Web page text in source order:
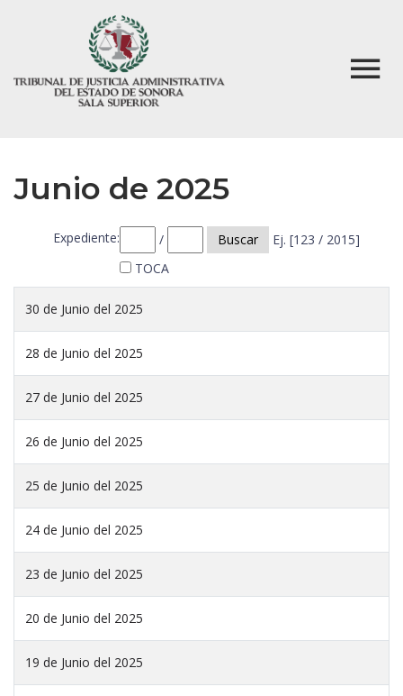
Junio de 2025
Expediente: / Buscar
Ej. [123 / 2015]
TOCA
30 de Junio del 2025
28 de Junio del 2025
27 de Junio del 2025
26 de Junio del 2025
25 de Junio del 2025
24 de Junio del 2025
23 de Junio del 2025
20 de Junio del 2025
19 de Junio del 2025